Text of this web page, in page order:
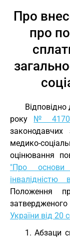
Про
про
року №
медико-
оцінювання
"Про основи
інвалідністю
Положення
України від 20
1. Абзаци